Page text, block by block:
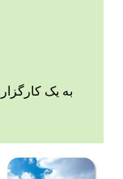
به یک